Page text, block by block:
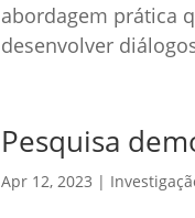
abordagem prática
desenvolver
Pesquisa
Apr 12, 2023 |